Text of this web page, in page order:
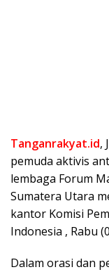
Tanganrakyat.id,
pemuda aktivis
lembaga Forum
Sumatera Utara
kantor Komisi
Indonesia , Rabu
Dalam orasi dan